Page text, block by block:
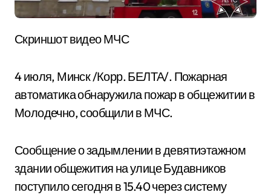
Скриншот видео МЧС
4 июля, Минск /Корр. БЕЛТА/. Пожарная
автоматика обнаружила пожар в общежитии в
Молодечно, сообщили в МЧС.
Сообщение о задымлении в девятиэтажном
здании общежития на улице Будавников
поступило сегодня в 15.40 через систему